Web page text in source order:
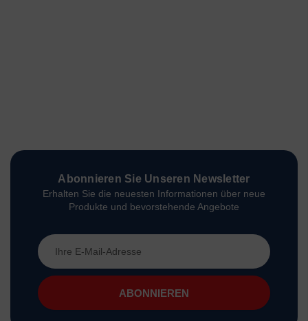
Abonnieren Sie Unseren Newsletter
Erhalten Sie die neuesten Informationen über neue
Produkte und bevorstehende Angebote
E-
Mail-
Adresse